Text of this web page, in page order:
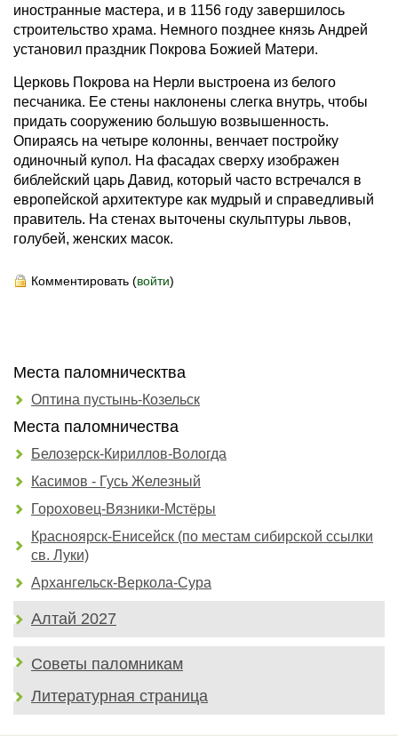
иностранные мастера, и в 1156 году завершилось
строительство храма. Немного позднее князь Андрей
установил праздник Покрова Божией Матери.
Церковь Покрова на Нерли выстроена из белого
песчаника. Ее стены наклонены слегка внутрь, чтобы
придать сооружению большую возвышенность.
Опираясь на четыре колонны, венчает постройку
одиночный купол. На фасадах сверху изображен
библейский царь Давид, который часто встречался в
европейской архитектуре как мудрый и справедливый
правитель. На стенах выточены скульптуры львов,
голубей, женских масок.
Комментировать (войти)
Места паломническтва
Оптина пустынь-Козельск
Места паломничества
Белозерск-Кириллов-Вологда
Касимов - Гусь Железный
Гороховец-Вязники-Мстёры
Красноярск-Енисейск (по местам сибирской ссылки
св. Луки)
Архангельск-Веркола-Сура
Алтай 2027
Советы паломникам
Литературная страница